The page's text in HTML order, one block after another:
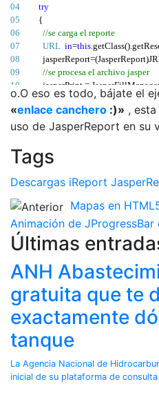
04
try
05
{
06
//se carga el reporte
07
URL in=this getClass().
08
          jasperReport
=(JasperReport)
09
//se procesa el archivo jasper
10
          jasperPrint
= JasperFillManager
11
//impresion de reporte en
12
// parametros: jasperPrint ,
13
BufferedImage bufferedImage
15
ImageIO
16
System
17
18
catch ( IOException ex ) {
19
System .err.println ( "Error
21
catch (JRException ex)
{
24
}
25
o.O eso es todo, bájate el
«enlace canchero :)» ,
uso de JasperReport en su
Tags
Descargas iReport
Mapas en
Animación de JProgressBar
Últimas
ANH
gratuita que te
exactamente
tanque
La Agencia Nacional de
inicial de su plataforma de